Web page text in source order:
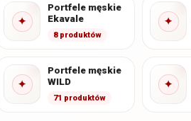
✦
Portfele męskie
Ekavale
8 produktów
✦
✦
Portfele męskie
WILD
71 produktów
✦